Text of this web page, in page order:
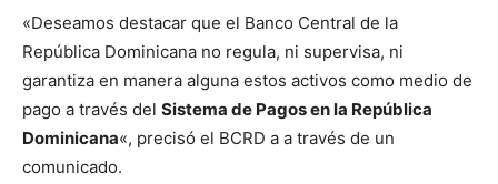
«Deseamos destacar que el Banco Central de la
República Dominicana no regula, ni supervisa, ni
garantiza en manera alguna estos activos como medio de
pago a través del Sistema de Pagos en la República
Dominicana«, precisó el BCRD a a través de un
comunicado.